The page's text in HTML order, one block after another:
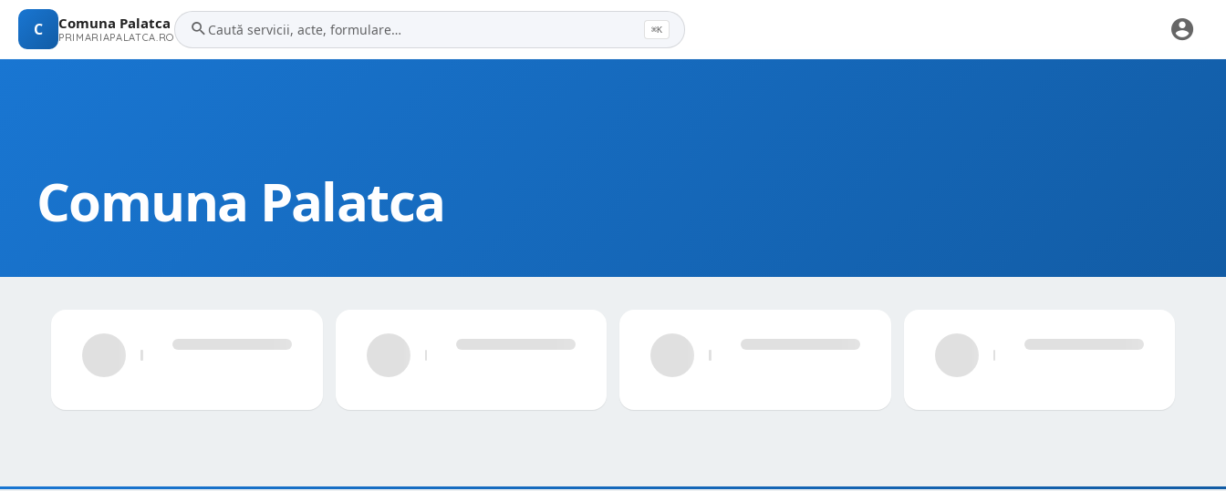
C Comuna Palatca
PRIMARIAPALATCA.RO
⌘K
Comuna Palatca